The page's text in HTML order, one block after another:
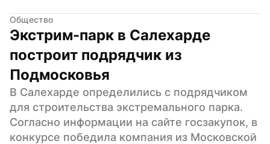
Общество
Экстрим-парк в Салехарде
построит подрядчик из
Подмосковья
В Салехарде определились с подрядчиком
для строительства экстремального парка.
Согласно информации на сайте госзакупок, в
конкурсе победила компания из Московской